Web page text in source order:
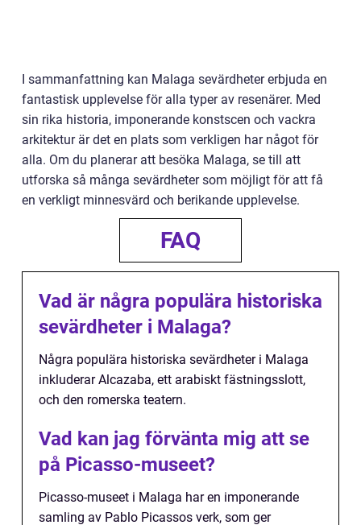
I sammanfattning kan Malaga sevärdheter erbjuda en
fantastisk upplevelse för alla typer av resenärer. Med
sin rika historia, imponerande konstscen och vackra
arkitektur är det en plats som verkligen har något för
alla. Om du planerar att besöka Malaga, se till att
utforska så många sevärdheter som möjligt för att få
en verkligt minnesvärd och berikande upplevelse.
FAQ
Vad är några populära historiska
sevärdheter i Malaga?
Några populära historiska sevärdheter i Malaga
inkluderar Alcazaba, ett arabiskt fästningsslott,
och den romerska teatern.
Vad kan jag förvänta mig att se
på Picasso-museet?
Picasso-museet i Malaga har en imponerande
samling av Pablo Picassos verk, som ger